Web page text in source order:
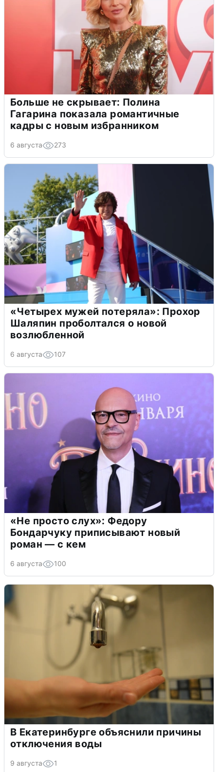
Больше не скрывает: Полина
Гагарина показала романтичные
кадры с новым избранником
6 августа 273
«Четырех мужей потеряла»: Прохор
Шаляпин проболтался о новой
возлюбленной
6 августа 107
«Не просто слух»: Федору
Бондарчуку приписывают новый
роман — с кем
6 августа 100
В Екатеринбурге объяснили причины
отключения воды
9 августа 1